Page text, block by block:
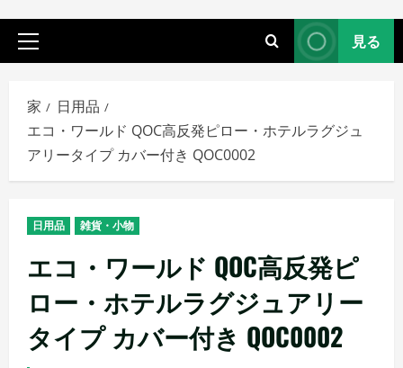
ま
プ
イ
マ
リ
メ
ニ
ー
見る
家
日用品
エコ・ワールド QOC高反発ピロー・ホテルラグジュ
アリータイプ カバー付き QOC0002
日用品 雑貨・小物
エコ・ワールド QOC高反発ピ
ロー・ホテルラグジュアリー
タイプ カバー付き QOC0002